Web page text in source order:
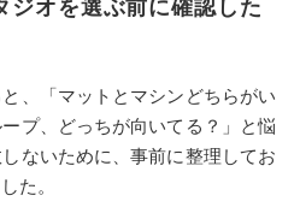
ジオを選ぶ前に確認した
、「マットとマシンどちらがい
プ、どっちが向いてる？」と悩
ないために、事前に整理してお
た。